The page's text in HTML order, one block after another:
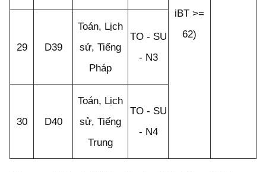
iBT >=
62)
29 D39
Toán, Lịch
sử, Tiếng
Pháp
TO - SU
- N3
30 D40
Toán, Lịch
sử, Tiếng
Trung
TO - SU
- N4